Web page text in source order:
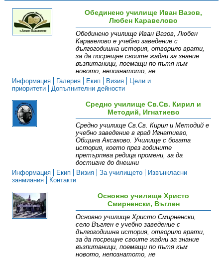
Обединено училище Иван Вазов,
Любен Каравелово
Обединено училище Иван Вазов, Любен
Каравелово е учебно заведение с
дългогодишна история, отворило врати,
за да посрещне своите жадни за знание
възпитаници, поемащи по пътя към
новото, непознатото, не
Информация
Галерия Екип Визия
Цели и
приоритети
Допълнителни дейности
Средно училище Св.Св. Кирил и
Методий, Игнатиево
Средно училище Св.Св. Кирил и Методий е
учебно заведение в град Игнатиево,
Община Аксаково. Училище с богата
история, което през годините
претърпява редица промени, за да
достигне до днешни
Информация
Екип Визия За училището
Извънкласни
занмиания
Контакти
Основно училище Христо
Смирненски, Въглен
Основно училище Христо Смирненски,
село Въглен е учебно заведение с
дългогодишна история, отворило врати,
за да посрещне своите жадни за знание
възпитаници, поемащи по пътя към
новото, непознатото, не